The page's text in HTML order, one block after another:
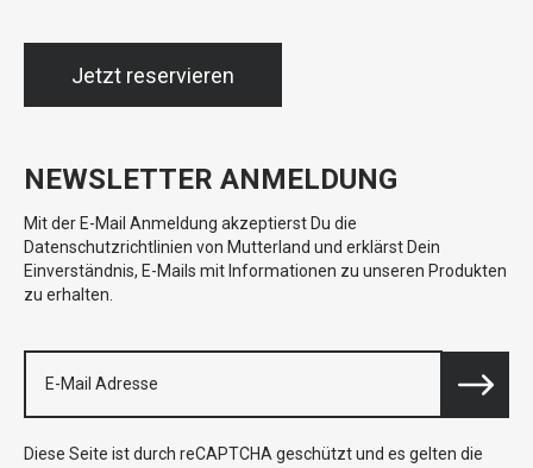
Jetzt reservieren
NEWSLETTER ANMELDUNG
Mit der E-Mail Anmeldung akzeptierst Du die
Datenschutzrichtlinien von Mutterland und erklärst Dein
Einverständnis, E-Mails mit Informationen zu unseren Produkten
zu erhalten.
Diese Seite ist durch reCAPTCHA geschützt und es gelten die